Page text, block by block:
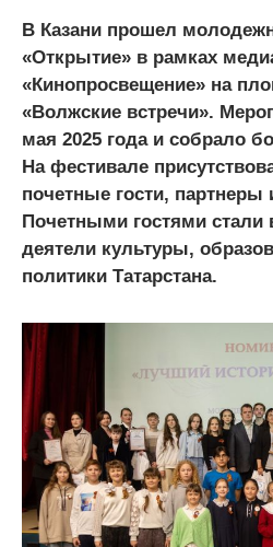
В Казани прошел
«Открытие» в рамках
«Кинопросвещение» на
«Волжские встречи».
мая 2025 года и собрало
На фестивале
почетные гости, партнеры
Почетными гостями
деятели культуры,
политики Татарстана.